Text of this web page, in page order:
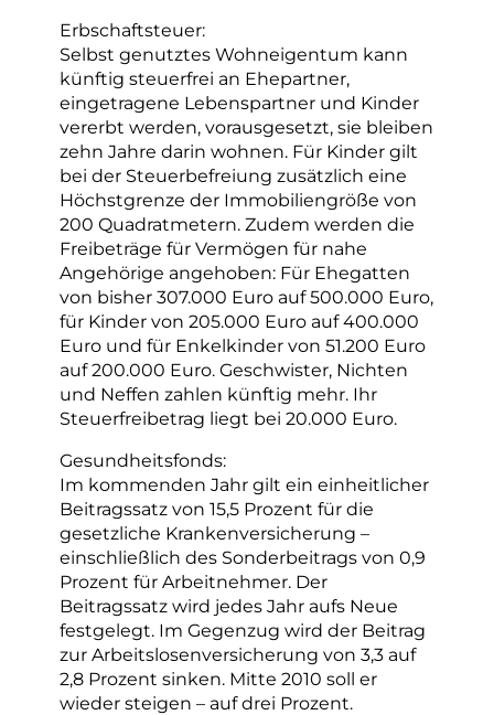
Erbschaftsteuer:
Selbst genutztes Wohneigentum kann
künftig steuerfrei an Ehepartner,
eingetragene Lebenspartner und Kinder
vererbt werden, vorausgesetzt, sie bleiben
zehn Jahre darin wohnen. Für Kinder gilt
bei der Steuerbefreiung zusätzlich eine
Höchstgrenze der Immobiliengröße von
200 Quadratmetern. Zudem werden die
Freibeträge für Vermögen für nahe
Angehörige angehoben: Für Ehegatten
von bisher 307.000 Euro auf 500.000 Euro,
für Kinder von 205.000 Euro auf 400.000
Euro und für Enkelkinder von 51.200 Euro
auf 200.000 Euro. Geschwister, Nichten
und Neffen zahlen künftig mehr. Ihr
Steuerfreibetrag liegt bei 20.000 Euro.
Gesundheitsfonds:
Im kommenden Jahr gilt ein einheitlicher
Beitragssatz von 15,5 Prozent für die
gesetzliche Krankenversicherung –
einschließlich des Sonderbeitrags von 0,9
Prozent für Arbeitnehmer. Der
Beitragssatz wird jedes Jahr aufs Neue
festgelegt. Im Gegenzug wird der Beitrag
zur Arbeitslosenversicherung von 3,3 auf
2,8 Prozent sinken. Mitte 2010 soll er
wieder steigen – auf drei Prozent.